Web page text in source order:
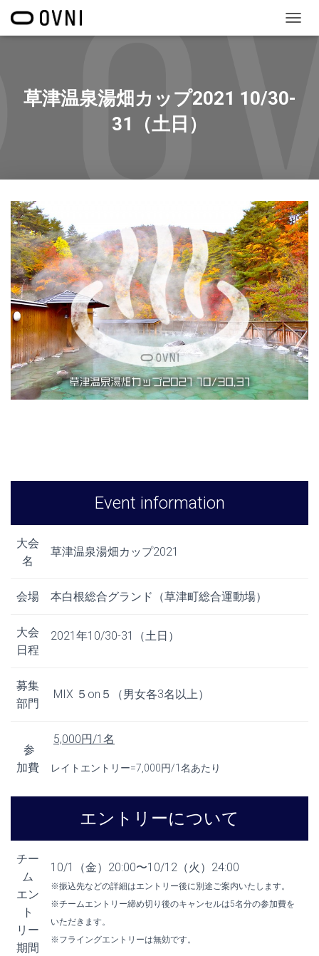
ョ
え
草津温泉湯畑カップ2021 10/30-
31（土日）
Event information
大会
名
草津温泉湯畑カップ2021
会場 本白根総合グランド（草津町総合運動場）
大会
日程
2021年10/30-31（土日）
募集
部門
MIX ５on５（男女各3名以上）
参
加費
5,000円/1名
レイトエントリー=7,000円/1名あたり
エントリーについて
チー
ム
エン
ト
リー
期間
10/1（金）20:00〜10/12（火）24:00
※振込先などの詳細はエントリー後に別途ご案内いたします。
※チームエントリー締め切り後のキャンセルは5名分の参加費を
いただきます。
※フライングエントリーは無効です。